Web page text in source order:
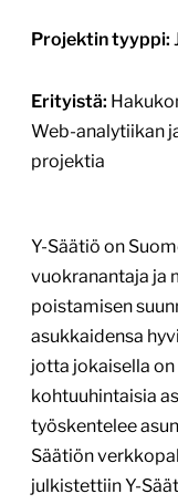
Projektin tyyppi:
Erityistä:
Web-analytiikan
projektia
Y-Säätiö on
vuokranantaja ja
poistamisen
asukkaidensa
jotta jokaisella
kohtuuhintaisia
työskentelee
Säätiön
julkistettiin Y-